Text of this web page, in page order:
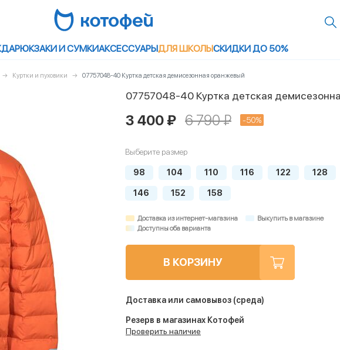
РЮКЗАКИ И СУМКИАКСЕССУАРЫДЛЯ ШКОЛЫСКИДКИ ДО 50%
Куртки и пуховики 07757048-40 Куртка детская демисезонная оранжевый
07757048-40 Куртка детская
3 400 ₽ 6 790 ₽ -50%
Выберите размер
98 104 110 116 122 128
146 152 158
Доставка из интернет-магазина
Выкупить в магазине
Доступны оба варианта
В КОРЗИНУ
Доставка или самовывоз (среда)
Резерв в магазинах Котофей
Проверить наличие